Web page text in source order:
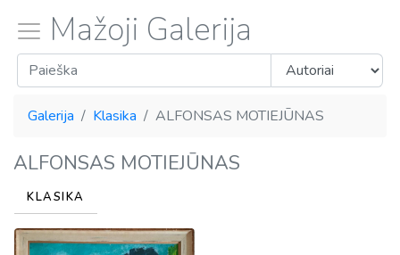
Mažoji Galerija
Galerija Klasika ALFONSAS MOTIEJŪNAS
ALFONSAS MOTIEJŪNAS
KLASIKA